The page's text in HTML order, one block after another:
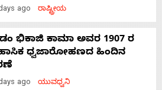
ago ರಾಷ್ಟ್ರೀಯ
ಭಿಕಾಜಿ ಕಾಮಾ ಅವರ 1907 ರ
ಧ್ವಜಾರೋಹಣದ ಹಿಂದಿನ
ago ಯುವಧ್ವನಿ